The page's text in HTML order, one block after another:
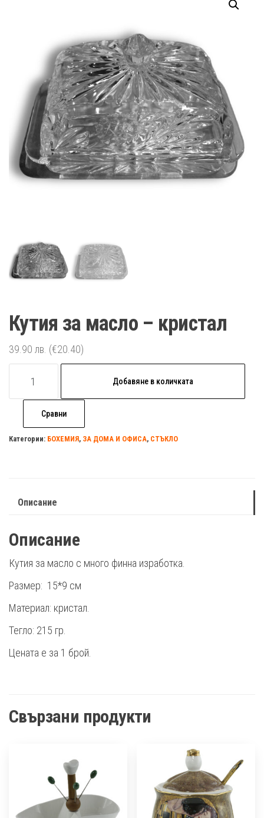
Кутия за масло – кристал
39.90 лв. (€20.40)
Кутия
масло
Добавяне в количката
Сравни
Категории: БОХЕМИЯ, ЗА ДОМА И ОФИСА, СТЪКЛО
Описание
Описание
Кутия за масло с много финна изработка.
Размер: 15*9 см
Материал: кристал.
Тегло: 215 гр.
Цената е за 1 брой.
Свързани продукти